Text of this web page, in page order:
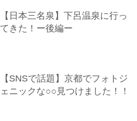
【日本三名泉】下呂温泉に行っ
てきた！ー後編ー
【SNSで話題】京都でフォトジ
ェニックな○○見つけました！！